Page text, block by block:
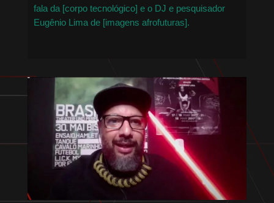
fala da [corpo tecnológico] e o DJ e pesquisador
Eugênio Lima de [imagens afrofuturas].